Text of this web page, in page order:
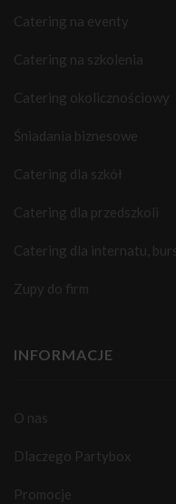
Catering na eventy
Catering na szkolenia
Catering okolicznościowy
Śniadania biznesowe
Catering dla szkół
Catering dla przedszkoli
Catering dla internatu,
Zupy do firm
INFORMACJE
O nas
Dlaczego Partybox
Promocje